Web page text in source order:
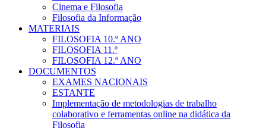
Cinema e Filosofia
Filosofia da Informação
MATERIAIS
FILOSOFIA 10.º ANO
FILOSOFIA 11.º
FILOSOFIA 12.º ANO
DOCUMENTOS
EXAMES NACIONAIS
ESTANTE
Implementação de metodologias de trabalho
colaborativo e ferramentas online na didática da
Filosofia